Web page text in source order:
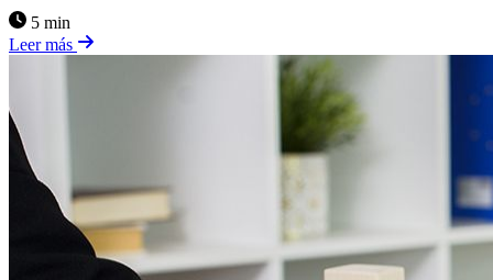
5 min
Leer más